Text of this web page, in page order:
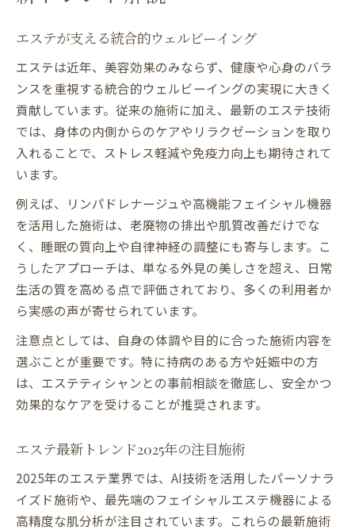
エステが支える統合的ウェルビーイング
エステは近年、美容効果のみならず、健康や心身のバラ
ンスを重視する統合的ウェルビーイングの実現に大きく
貢献しています。従来の施術に加え、最新のエステ技術
では、身体の内側からのケアやリラクゼーションを取り
入れることで、ストレス軽減や免疫力向上も期待されて
います。
例えば、リンパドレナージュや高機能フェイシャル機器
を活用した施術は、老廃物の排出や肌質改善だけでな
く、睡眠の質向上や自律神経の調整にも寄与します。こ
うしたアプローチは、単なる外見の美しさを超え、日常
生活の質を高める点で評価されており、多くの利用者か
ら実感の声が寄せられています。
注意点としては、自身の体調や目的に合った施術内容を
選ぶことが重要です。特に持病のある方や妊娠中の方
は、エステティシャンとの事前相談を徹底し、安全かつ
効果的なケアを受けることが推奨されます。
エステ最新トレンド2025年の注目施術
2025年のエステ業界では、AI技術を活用したパーソナラ
イズド施術や、最先端のフェイシャルエステ機器による
高精度な肌分析が注目されています。これらの最新施術